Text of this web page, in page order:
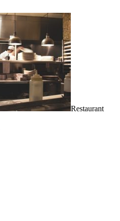
Restaurant